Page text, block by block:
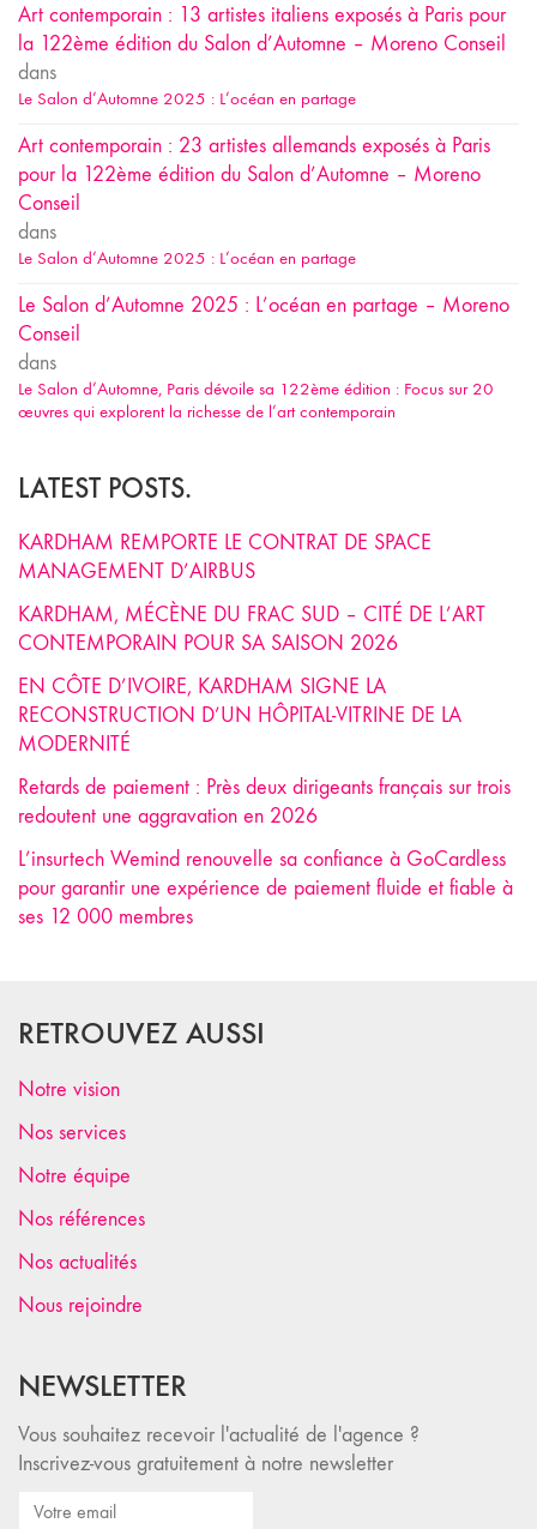
Art contemporain : 13 artistes italiens exposés à Paris pour
la 122ème édition du Salon d’Automne – Moreno Conseil
dans
Le Salon d’Automne 2025 : L’océan en partage
Art contemporain : 23 artistes allemands exposés à Paris
pour la 122ème édition du Salon d’Automne – Moreno
Conseil
dans
Le Salon d’Automne 2025 : L’océan en partage
Le Salon d’Automne 2025 : L’océan en partage – Moreno
Conseil
dans
Le Salon d’Automne, Paris dévoile sa 122ème édition : Focus sur 20
œuvres qui explorent la richesse de l’art contemporain
LATEST POSTS.
KARDHAM REMPORTE LE CONTRAT DE SPACE
MANAGEMENT D’AIRBUS
KARDHAM, MÉCÈNE DU FRAC SUD – CITÉ DE L’ART
CONTEMPORAIN POUR SA SAISON 2026
EN CÔTE D’IVOIRE, KARDHAM SIGNE LA
RECONSTRUCTION D’UN HÔPITAL-VITRINE DE LA
MODERNITÉ
Retards de paiement : Près deux dirigeants français sur trois
redoutent une aggravation en 2026
L’insurtech Wemind renouvelle sa confiance à GoCardless
pour garantir une expérience de paiement fluide et fiable à
ses 12 000 membres
RETROUVEZ AUSSI
Notre vision
Nos services
Notre équipe
Nos références
Nos actualités
Nous rejoindre
NEWSLETTER
Vous souhaitez recevoir l'actualité de l'agence ?
Inscrivez-vous gratuitement à notre newsletter